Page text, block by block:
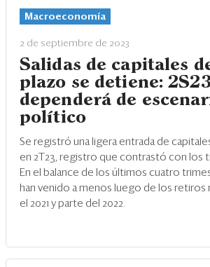
Macroeconomía
2 de septiembre de 2023
Salidas de capitales
plazo se detiene:
dependerá de
político
Se registró una ligera entrada de
en 2T23, registro que contrastó con los
En el balance de los últimos cuatro
han venido a menos luego de los retiros
el 2021 y parte del 2022.